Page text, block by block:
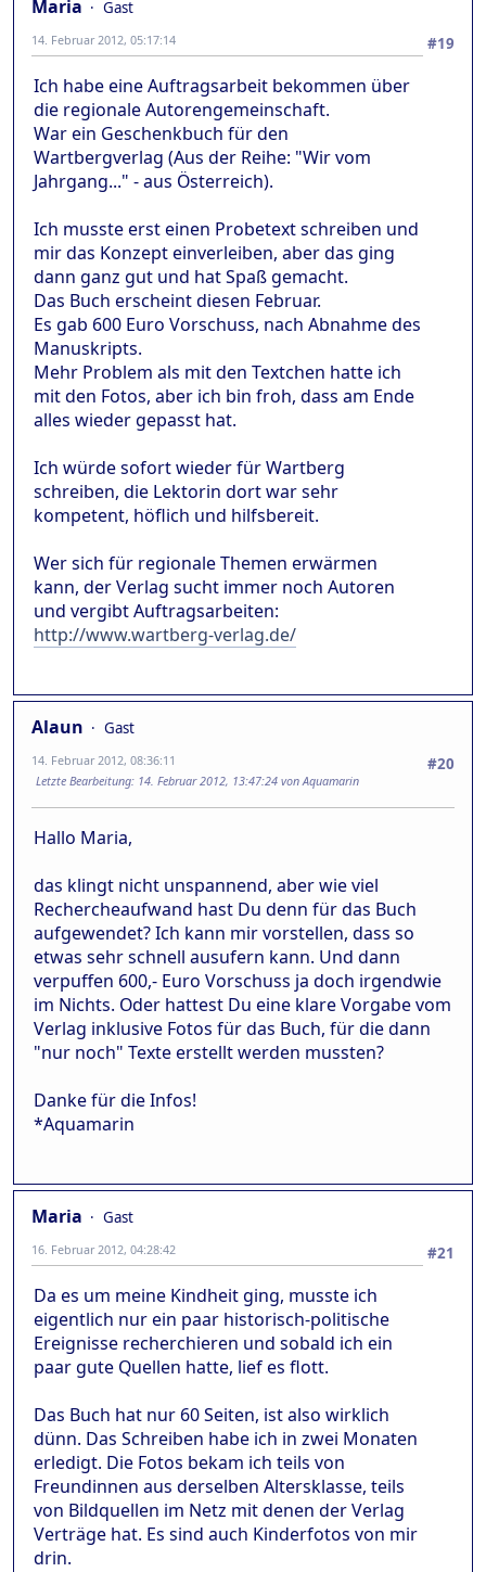
Maria
Gast
#19
14. Februar 2012, 05:17:14
Ich habe eine Auftragsarbeit bekommen über
die regionale Autorengemeinschaft.
War ein Geschenkbuch für den
Wartbergverlag (Aus der Reihe: "Wir vom
Jahrgang..." - aus Österreich).
Ich musste erst einen Probetext schreiben und
mir das Konzept einverleiben, aber das ging
dann ganz gut und hat Spaß gemacht.
Das Buch erscheint diesen Februar.
Es gab 600 Euro Vorschuss, nach Abnahme des
Manuskripts.
Mehr Problem als mit den Textchen hatte ich
mit den Fotos, aber ich bin froh, dass am Ende
alles wieder gepasst hat.
Ich würde sofort wieder für Wartberg
schreiben, die Lektorin dort war sehr
kompetent, höflich und hilfsbereit.
Wer sich für regionale Themen erwärmen
kann, der Verlag sucht immer noch Autoren
und vergibt Auftragsarbeiten:
http://www.wartberg-verlag.de/
Alaun
Gast
#20
14. Februar 2012, 08:36:11
Letzte Bearbeitung: 14. Februar 2012, 13:47:24 von Aquamarin
Hallo Maria,
das klingt nicht unspannend, aber wie viel
Rechercheaufwand hast Du denn für das Buch
aufgewendet? Ich kann mir vorstellen, dass so
etwas sehr schnell ausufern kann. Und dann
verpuffen 600,- Euro Vorschuss ja doch irgendwie
im Nichts. Oder hattest Du eine klare Vorgabe vom
Verlag inklusive Fotos für das Buch, für die dann
"nur noch" Texte erstellt werden mussten?
Danke für die Infos!
*Aquamarin
Maria
Gast
#21
16. Februar 2012, 04:28:42
Da es um meine Kindheit ging, musste ich
eigentlich nur ein paar historisch-politische
Ereignisse recherchieren und sobald ich ein
paar gute Quellen hatte, lief es flott.
Das Buch hat nur 60 Seiten, ist also wirklich
dünn. Das Schreiben habe ich in zwei Monaten
erledigt. Die Fotos bekam ich teils von
Freundinnen aus derselben Altersklasse, teils
von Bildquellen im Netz mit denen der Verlag
Verträge hat. Es sind auch Kinderfotos von mir
drin.